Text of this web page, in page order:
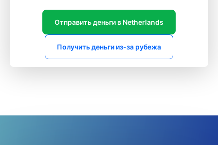
Отправить деньги в Netherlands
Получить деньги из-за рубежа